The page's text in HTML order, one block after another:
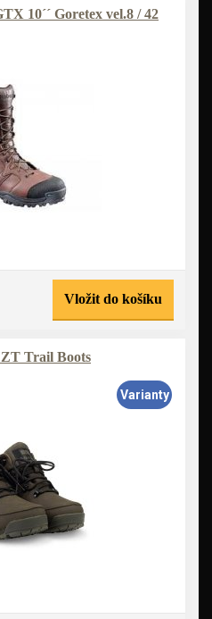
10´´ Goretex vel.8 / 42
Vložit do košíku
Trail Boots
Varianty